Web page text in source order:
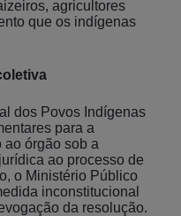
agricultores
que os indígenas
dos Povos Indígenas
para a
órgão sob a
ao processo de
o Ministério Público
inconstitucional
da resolução.